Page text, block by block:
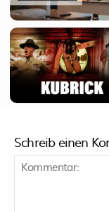
Schreib einen